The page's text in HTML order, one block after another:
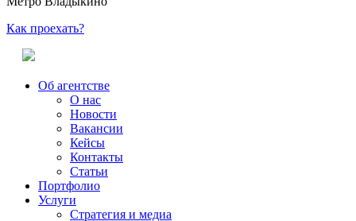
Как проехать?
Об агентстве
О нас
Новости
Вакансии
Кейсы
Контакты
Статьи
Портфолио
Услуги
Стратегия и медиа